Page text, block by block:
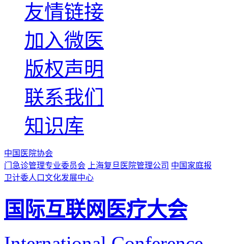
友情链接
加入微医
版权声明
联系我们
知识库
中国医院协会
门急诊管理专业委员会
上海复旦医院管理公司 中国家庭报
卫计委人口文化发展中心
国际互联网医疗大会